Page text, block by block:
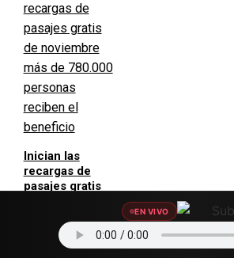
Inician las
recargas de
pasajes gratis
personas
reciben el
EN VIVO